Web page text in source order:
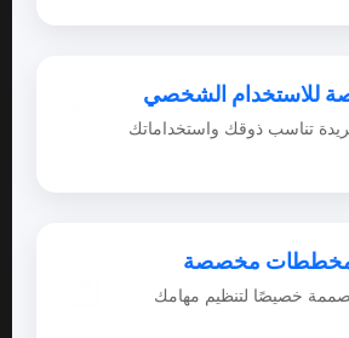
للاستخدام الشخصي
تناسب ذوقك واستخداماتك
مخططات مخصصة
خصيصًا لتنظيم مهامك